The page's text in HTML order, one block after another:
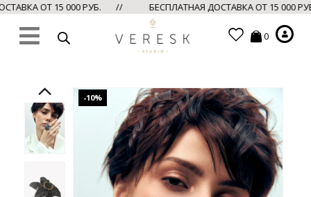
ОТ 15 000 РУБ. // БЕСПЛАТНАЯ ДОСТАВКА ОТ 15 000
0
-10%